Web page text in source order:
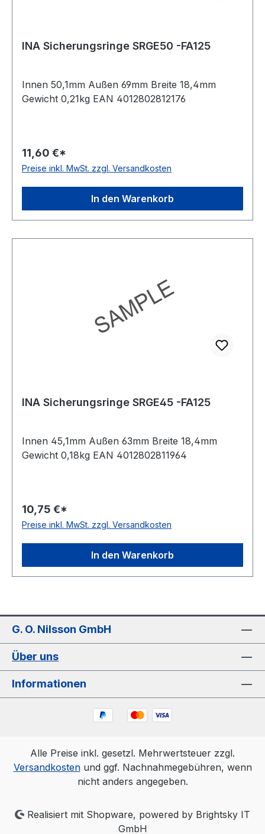
INA Sicherungsringe SRGE50 -FA125
Innen 50,1mm Außen 69mm Breite 18,4mm
Gewicht 0,21kg EAN 4012802812176
11,60 €*
Preise inkl. MwSt. zzgl. Versandkosten
In den Warenkorb
INA Sicherungsringe SRGE45 -FA125
Innen 45,1mm Außen 63mm Breite 18,4mm
Gewicht 0,18kg EAN 4012802811964
10,75 €*
Preise inkl. MwSt. zzgl. Versandkosten
In den Warenkorb
G. O. Nilsson GmbH
Über uns
Informationen
Alle Preise inkl. gesetzl. Mehrwertsteuer zzgl.
Versandkostenund ggf. Nachnahmegebühren, wenn
nicht anders angegeben.
Realisiert mit Shopware, powered by Brightsky IT
GmbH